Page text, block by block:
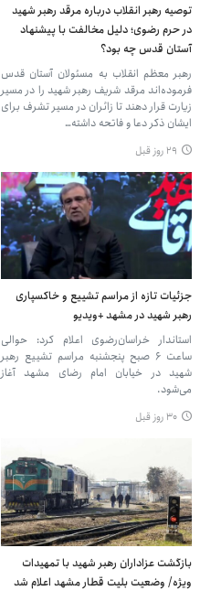
توصیه رهبر انقلاب درباره مرقد رهبر شهید
در حرم رضوی؛ دلیل مخالفت با پیشنهاد
آستان قدس چه بود؟
رهبر معظم انقلاب به مسئولان آستان قدس
فرموده‌اند مرقد شریف رهبر شهید را در مسیر
زیارت قرار دهند تا زائران در مسیر تشرف برای
ایشان ذکر دعا و فاتحه داشته…
۲۹ روز قبل
جزئیات تازه از مراسم تشییع و خاکسپاری
رهبر شهید در مشهد +ویدیو
استاندار خراسان‌رضوی اعلام کرد: حوالی
ساعت ۶ صبح پنجشنبه مراسم تشییع رهبر
شهید در خیابان امام رضای مشهد آغاز
می‌شود.
۳۰ روز قبل
بازگشت عزاداران رهبر شهید با تمهیدات
ویژه/ وضعیت بلیت قطار مشهد اعلام شد